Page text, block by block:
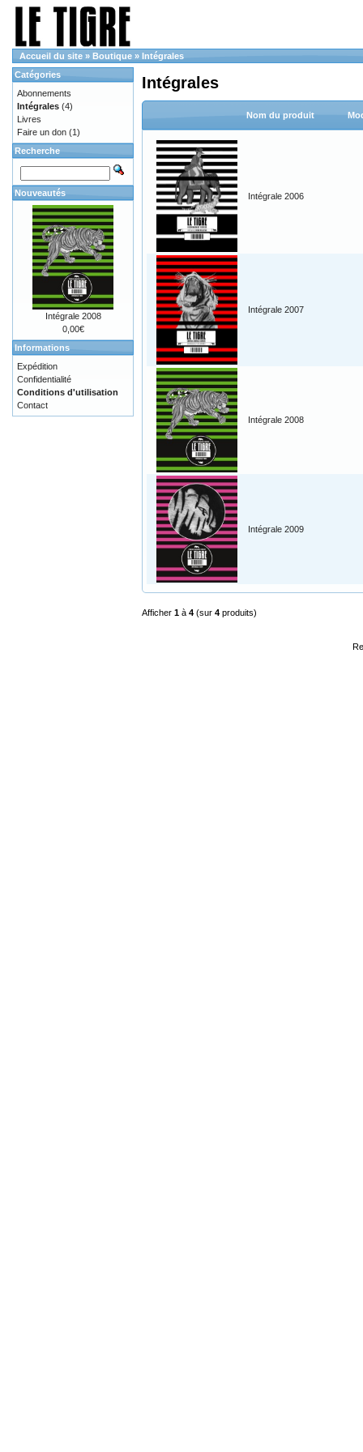
Accueil du site » Boutique » Intégrales
Intégrales
Nom du produit
Intégrale 2006
Intégrale 2007
Intégrale 2008
Intégrale 2009
Afficher 1 à 4 (sur 4 produits)
Catégories
Abonnements
Intégrales (4)
Livres
Faire un don (1)
Recherche
Nouveautés
Intégrale 2008
0,00€
Informations
Expédition
Confidentialité
Conditions d'utilisation
Contact